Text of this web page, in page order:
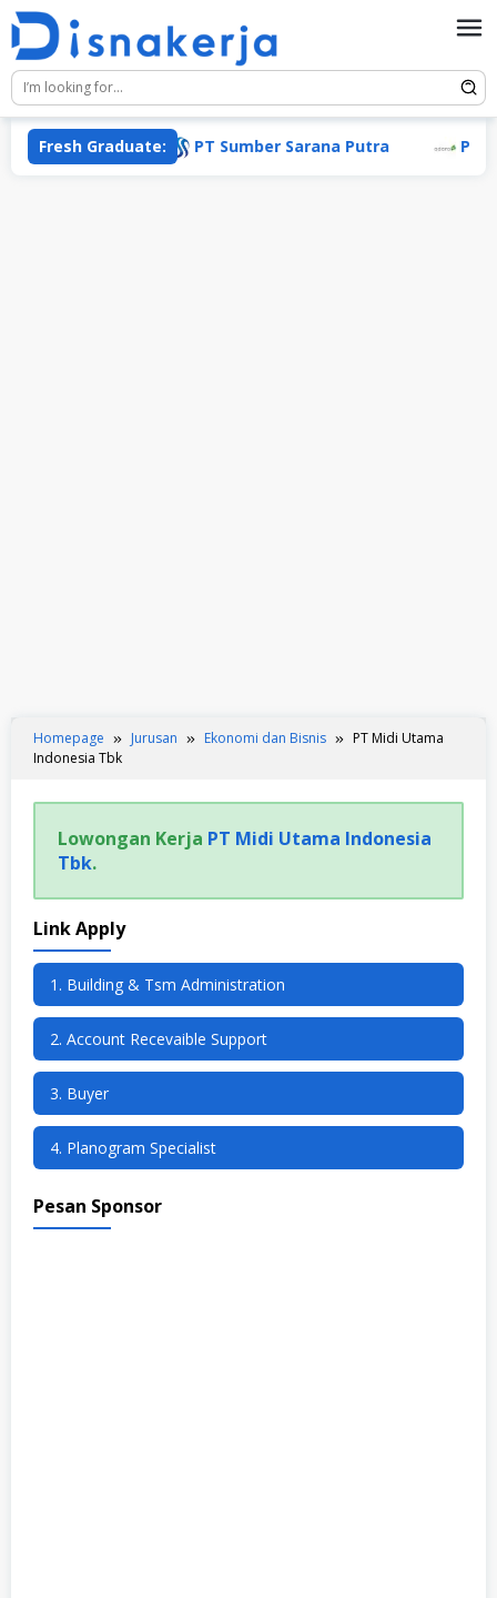
Skip
content
Fresh Graduate: PT Sumber Sarana Putra PT
Homepage Jurusan Ekonomi dan Bisnis
PT Midi Utama
Indonesia Tbk
Lowongan Kerja PT Midi Utama Indonesia
Tbk.
Link Apply
1. Building & Tsm Administration
2. Account Recevaible Support
3. Buyer
4. Planogram Specialist
Pesan Sponsor